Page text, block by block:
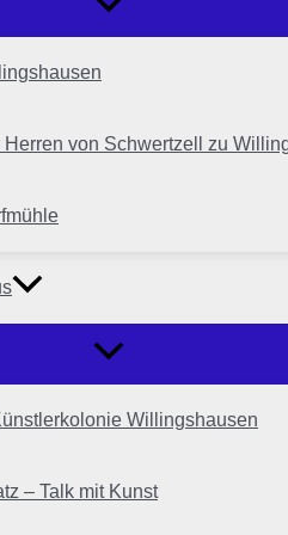
Herren von Schwertzell zu
Willingshausen
– Talk mit Kunst